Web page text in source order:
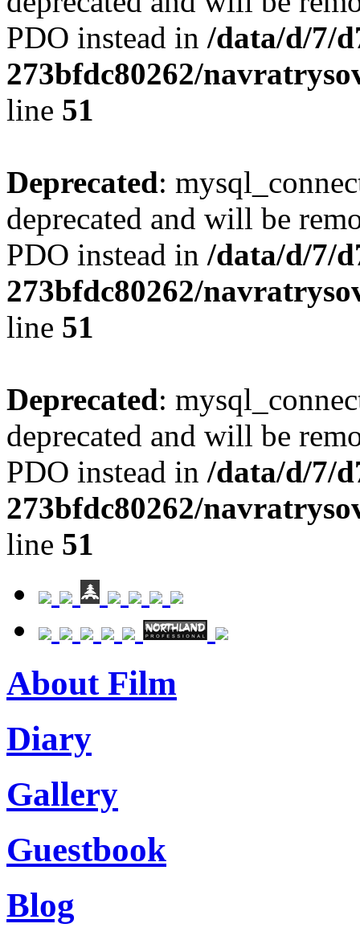
PDO instead in /data/d/7/
273bfdc80262/
line 51
Deprecated:
deprecated and will be
PDO instead in /data/d/7/
273bfdc80262/
line 51
Deprecated:
deprecated and will be
PDO instead in /data/d/7/
273bfdc80262/
line 51
About Film
Diary
Gallery
Guestbook
Blog